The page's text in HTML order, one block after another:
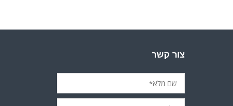
צור קשר